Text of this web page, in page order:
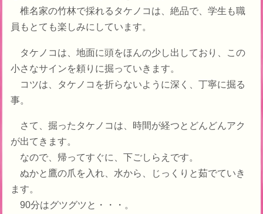
椎名家の竹林で採れるタケノコは、絶品で、学生も職
員もとても楽しみにしています。
タケノコは、地面に頭をほんの少し出しており、この
小さなサインを頼りに掘っていきます。
コツは、タケノコを折らないように深く、丁寧に掘る
事。
さて、掘ったタケノコは、時間が経つとどんどんアク
が出てきます。
なので、帰ってすぐに、下ごしらえです。
ぬかと鷹の爪を入れ、水から、じっくりと茹でていき
ます。
90分はグツグツと・・・。